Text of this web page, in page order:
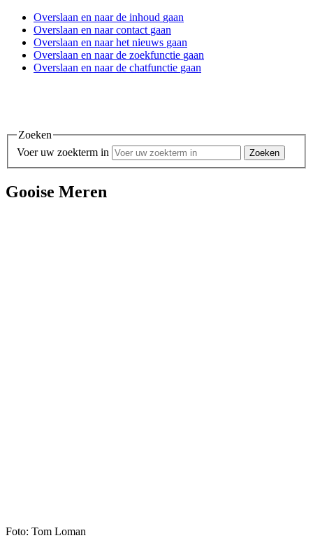
Overslaan en naar de inhoud gaan
Overslaan en naar contact gaan
Overslaan en naar het nieuws gaan
Overslaan en naar de zoekfunctie gaan
Overslaan en naar de chatfunctie gaan
Zoeken
Voer uw zoekterm in
Gooise Meren
Foto: Tom Loman